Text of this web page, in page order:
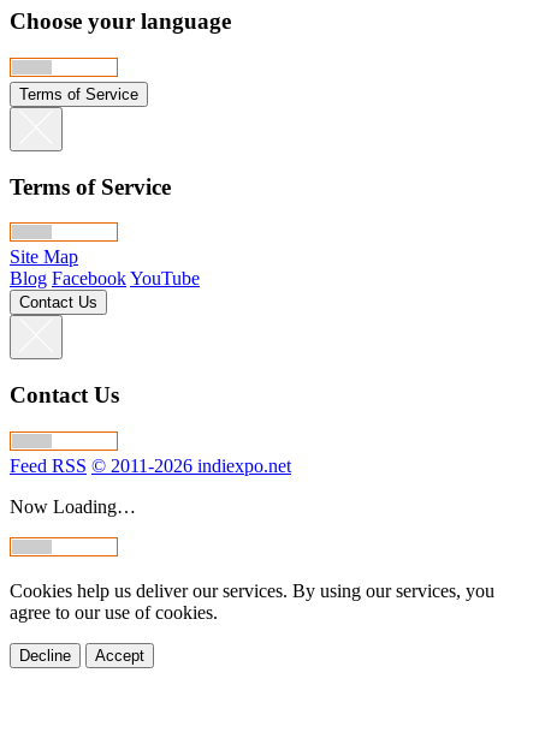
Choose your language
Terms of Service
Terms of Service
Site Map
Blog FacebookYouTube
Contact Us
Contact Us
Feed RSS © 2011-2026 indiexpo.net
Now Loading…
Cookies help us deliver our services. By using our services, you
agree to our use of cookies.
Decline Accept